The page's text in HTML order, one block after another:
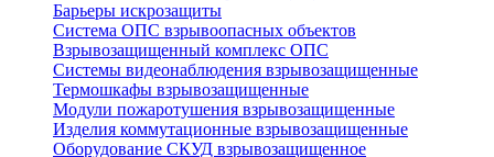
Барьеры искрозащиты
Система ОПС взрывоопасных объектов
Взрывозащищенный комплекс ОПС
Системы видеонаблюдения взрывозащищенные
Термошкафы взрывозащищенные
Модули пожаротушения взрывозащищенные
Изделия коммутационные взрывозащищенные
Оборудование СКУД взрывозащищенное